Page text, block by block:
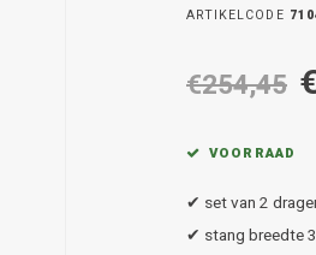
ARTIKELCODE
€254,45
VOORRAAD
✔ set van 2
✔ stang breedte